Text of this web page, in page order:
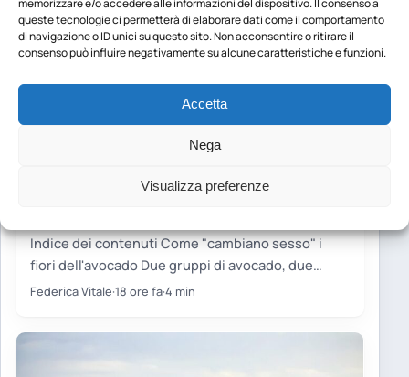
queste tecnologie ci permetterà di elaborare dati come il comportamento
di navigazione o ID unici su questo sito. Non acconsentire o ritirare il
consenso può influire negativamente su alcune caratteristiche e funzioni.
Accetta
Nega
Visualizza preferenze
Avocado 2.0: scoperto il gene che
Indice dei contenuti Come "cambiano sesso" i
fiori dell'avocado Due gruppi di avocado, due
orologi biologici Il limite…
Federica Vitale·18 ore fa·4 min